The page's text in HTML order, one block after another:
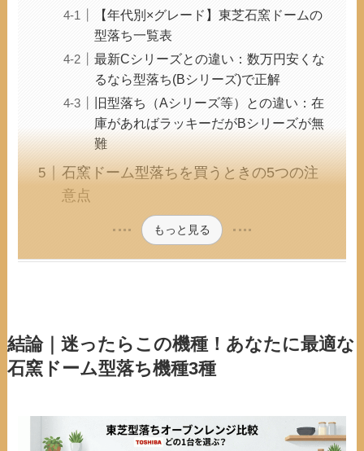
【年代別×グレード】東芝石窯ドームの
型落ち一覧表
最新Cシリーズとの違い：数万円安くな
るなら型落ち(Bシリーズ)で正解
旧型落ち（Aシリーズ等）との違い：在
庫があればラッキーだがBシリーズが無
難
石窯ドーム型落ちを買うときの5つの注
意点
もっと見る
結論｜迷ったらこの機種！あなたに最適な
石窯ドーム型落ち機種3種